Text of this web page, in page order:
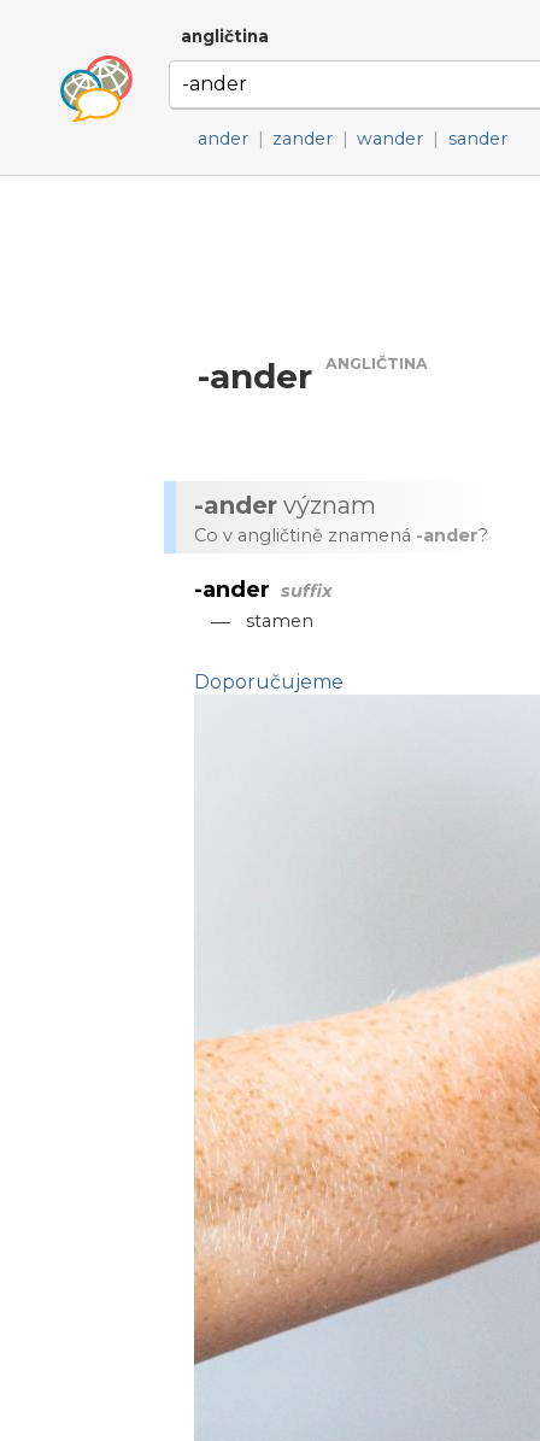
angličtina
ander | zander | wander | sander
-ander ANGLIČTINA
-ander význam
Co v angličtině znamená -ander?
-ander suffix
— stamen
Doporučujeme